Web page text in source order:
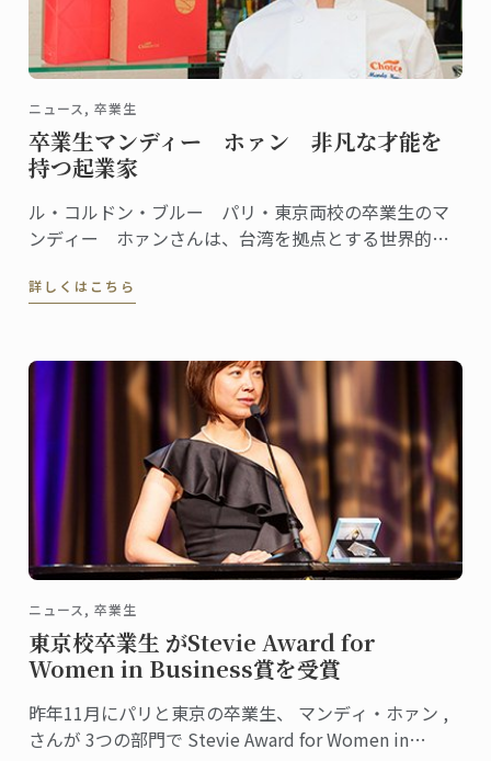
ニュース, 卒業生
卒業生マンディー ホァン 非凡な才能を
持つ起業家
ル・コルドン・ブルー パリ・東京両校の卒業生のマ
ンディー ホァンさんは、台湾を拠点とする世界的に
であります。
詳しくはこちら
ニュース, 卒業生
東京校卒業生 がStevie Award for
Women in Business賞を受賞
昨年11月にパリと東京の卒業生、 マンディ・ホァン ,
さんが 3つの部門で Stevie Award for Women in